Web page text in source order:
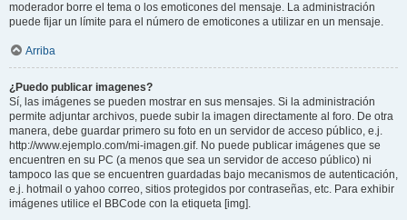
moderador borre el tema o los emoticones del mensaje. La administración
puede fijar un límite para el número de emoticones a utilizar en un mensaje.
Arriba
¿Puedo publicar imagenes?
Sí, las imágenes se pueden mostrar en sus mensajes. Si la administración
permite adjuntar archivos, puede subir la imagen directamente al foro. De otra
manera, debe guardar primero su foto en un servidor de acceso público, e.j.
http://www.ejemplo.com/mi-imagen.gif. No puede publicar imágenes que se
encuentren en su PC (a menos que sea un servidor de acceso público) ni
tampoco las que se encuentren guardadas bajo mecanismos de autenticación,
e.j. hotmail o yahoo correo, sitios protegidos por contraseñas, etc. Para exhibir
imágenes utilice el BBCode con la etiqueta [img].